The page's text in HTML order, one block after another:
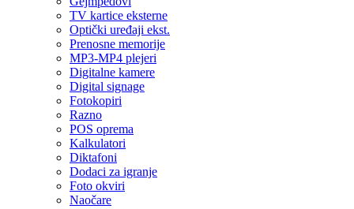
TV kartice eksterne
Optički uređaji ekst.
Prenosne memorije
MP3-MP4 plejeri
Digitalne kamere
Digital signage
Fotokopiri
Razno
POS oprema
Kalkulatori
Diktafoni
Dodaci za igranje
Foto okviri
Naočare